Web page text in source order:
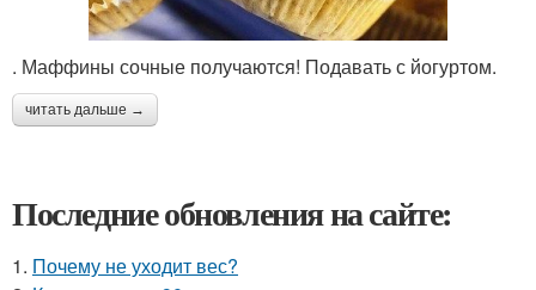
. Маффины сочные получаются! Подавать с йогуртом.
читать дальше →
Последние обновления на сайте:
1. Почему не уходит вес?